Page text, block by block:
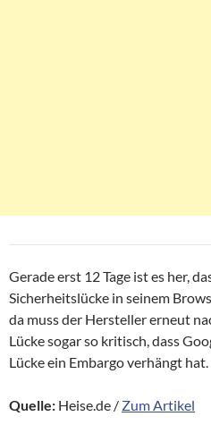
Gerade erst 12 Tage ist es her,
Sicherheitslücke in seinem
da muss der Hersteller erneut
Lücke sogar so kritisch, dass
Lücke ein Embargo verhängt hat.
Quelle: Heise.de / Zum Artikel